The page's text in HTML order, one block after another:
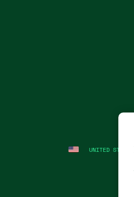
UNITED STATES